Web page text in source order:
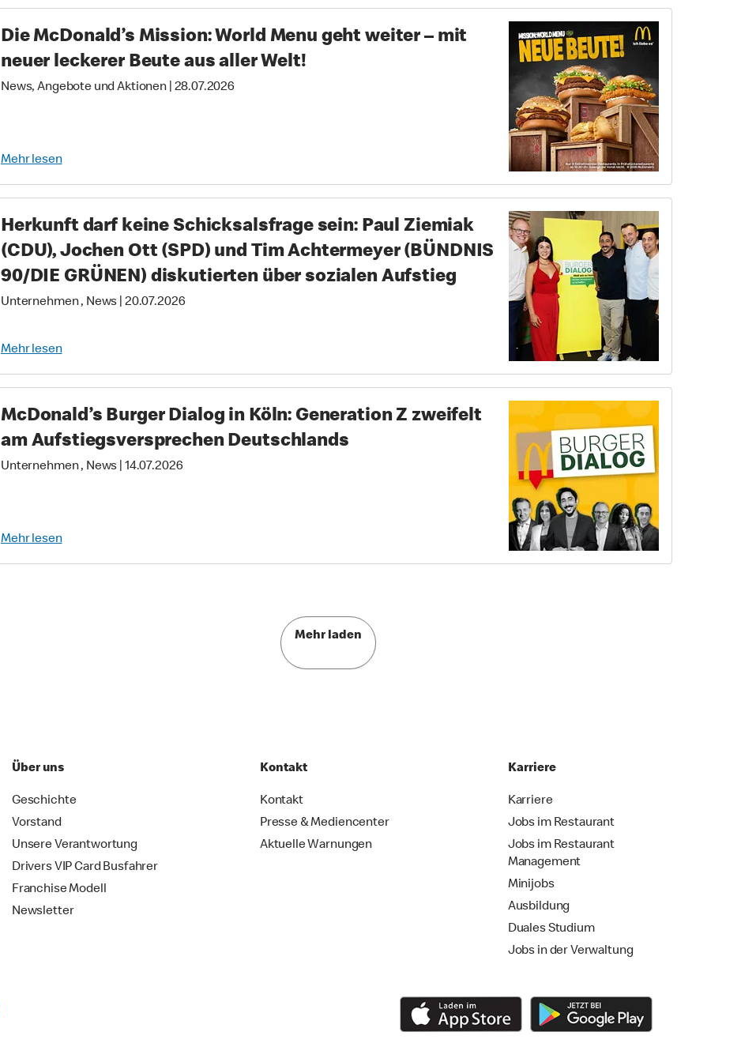
Die McDonald’s Mission: World Menu geht weiter – mit
neuer leckerer Beute aus aller Welt!
News, Angebote und Aktionen| 28.07.2026
Mehr lesen
Herkunft darf keine Schicksalsfrage sein: Paul Ziemiak
(CDU), Jochen Ott (SPD) und Tim Achtermeyer (BÜNDNIS
90/DIE GRÜNEN) diskutierten über sozialen Aufstieg
Unternehmen , News 20.07.2026
Mehr lesen
McDonald’s Burger Dialog in Köln: Generation Z zweifelt
am Aufstiegsversprechen Deutschlands
Unternehmen , News 14.07.2026
Mehr lesen
Mehr laden
Über uns
Geschichte
Vorstand
Unsere Verantwortung
Drivers VIP Card Busfahrer
Franchise Modell
Newsletter
Kontakt
Kontakt
Presse & Mediencenter
Aktuelle Warnungen
Karriere
Karriere
Jobs im Restaurant
Jobs im Restaurant
Management
Minijobs
Ausbildung
Duales Studium
Jobs in der Verwaltung